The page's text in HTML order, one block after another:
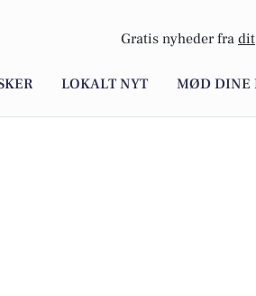
Gratis nyheder fra dit
LOKALT NYT MØD DINE